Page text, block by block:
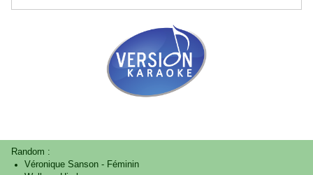
Random :
Véronique Sanson- Féminin